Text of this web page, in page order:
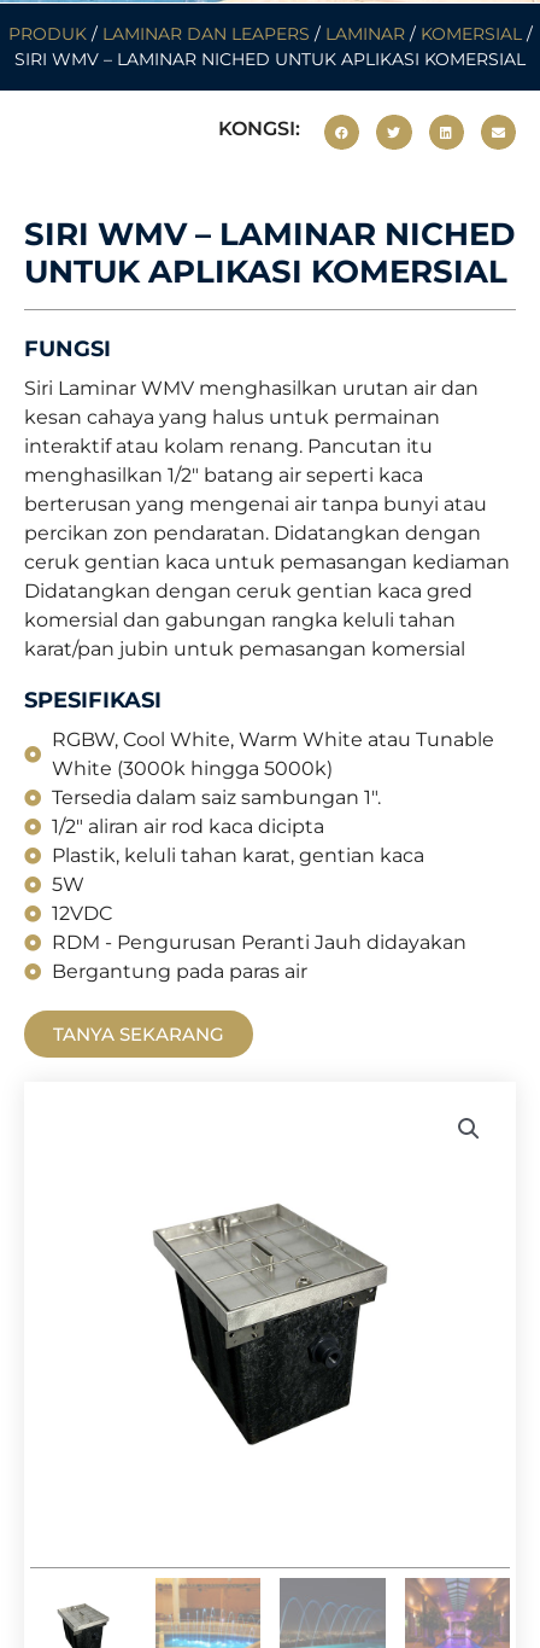
PRODUK/ LAMINAR DAN LEAPERS / LAMINAR/ KOMERSIAL/
SIRI WMV – LAMINAR NICHED UNTUK APLIKASI KOMERSIAL
KONGSI:
SIRI WMV – LAMINAR NICHED
UNTUK APLIKASI KOMERSIAL
FUNGSI
Siri Laminar WMV menghasilkan urutan air dan
kesan cahaya yang halus untuk permainan
interaktif atau kolam renang. Pancutan itu
menghasilkan 1/2″ batang air seperti kaca
berterusan yang mengenai air tanpa bunyi atau
percikan zon pendaratan. Didatangkan dengan
ceruk gentian kaca untuk pemasangan kediaman
Didatangkan dengan ceruk gentian kaca gred
komersial dan gabungan rangka keluli tahan
karat/pan jubin untuk pemasangan komersial
SPESIFIKASI
RGBW, Cool White, Warm White atau Tunable
White (3000k hingga 5000k)
Tersedia dalam saiz sambungan 1".
1/2" aliran air rod kaca dicipta
Plastik, keluli tahan karat, gentian kaca
5W
12VDC
RDM - Pengurusan Peranti Jauh didayakan
Bergantung pada paras air
TANYA SEKARANG